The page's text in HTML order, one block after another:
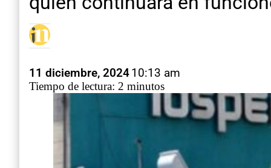
11 diciembre, 202410:13 am
Tiempo de lectura: 2 minutos